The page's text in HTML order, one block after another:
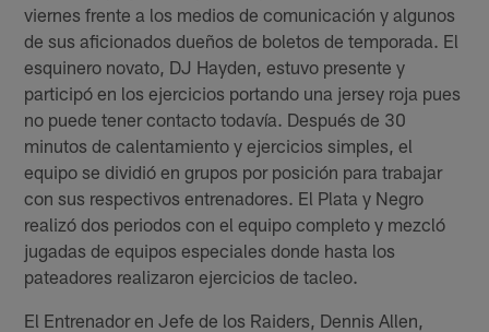
viernes frente a los medios de comunicación y algunos
de sus aficionados dueños de boletos de temporada. El
esquinero novato, DJ Hayden, estuvo presente y
participó en los ejercicios portando una jersey roja pues
no puede tener contacto todavía. Después de 30
minutos de calentamiento y ejercicios simples, el
equipo se dividió en grupos por posición para trabajar
con sus respectivos entrenadores. El Plata y Negro
realizó dos periodos con el equipo completo y mezcló
jugadas de equipos especiales donde hasta los
pateadores realizaron ejercicios de tacleo.
El Entrenador en Jefe de los Raiders, Dennis Allen,